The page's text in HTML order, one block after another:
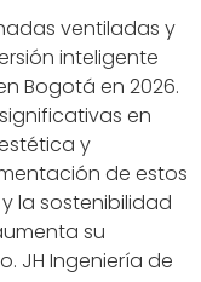
ventiladas y
inteligente
Bogotá en 2026.
en
y
de estos
la sostenibilidad
su
JH Ingeniería de